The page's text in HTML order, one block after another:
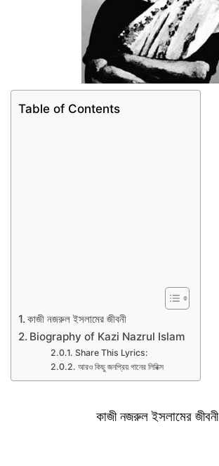
Table of Contents
কাজী নজরুল ইসলামের জীবনী
Biography of Kazi Nazrul Islam
Share This Lyrics:
আরও কিছু জনপ্রিয় গানের লিরিক্স
কাজী নজরুল ইসলামের জীবনী